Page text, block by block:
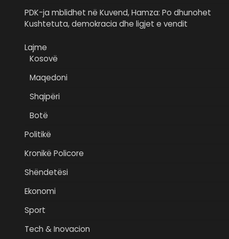
PDK-ja mblidhet në Kuvend, Hamza: Po dhunohet
Kushtetuta, demokracia dhe ligjet e vendit
Lajme
Kosovë
Maqedoni
Shqipëri
Botë
Politikë
Kronikë Policore
Shëndetësi
Ekonomi
Sport
Tech & Inovacion